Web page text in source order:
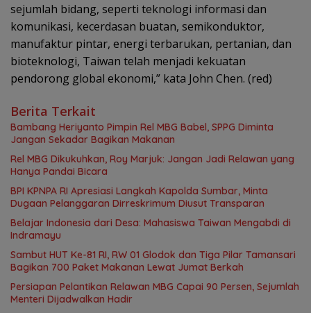
sejumlah bidang, seperti teknologi informasi dan
komunikasi, kecerdasan buatan, semi­konduktor,
manufaktur pintar, energi terbarukan, pertanian, dan
bioteknologi, Taiwan telah menjadi kekuatan
pendorong global ekonomi,” kata John Chen. (red)
Berita Terkait
Bambang Heriyanto Pimpin Rel MBG Babel, SPPG Diminta
Jangan Sekadar Bagikan Makanan
Rel MBG Dikukuhkan, Roy Marjuk: Jangan Jadi Relawan yang
Hanya Pandai Bicara
BPI KPNPA RI Apresiasi Langkah Kapolda Sumbar, Minta
Dugaan Pelanggaran Dirreskrimum Diusut Transparan
Belajar Indonesia dari Desa: Mahasiswa Taiwan Mengabdi di
Indramayu
Sambut HUT Ke-81 RI, RW 01 Glodok dan Tiga Pilar Tamansari
Bagikan 700 Paket Makanan Lewat Jumat Berkah
Persiapan Pelantikan Relawan MBG Capai 90 Persen, Sejumlah
Menteri Dijadwalkan Hadir